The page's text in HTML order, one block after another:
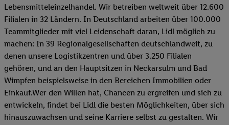
Lebensmitteleinzelhandel. Wir betreiben weltweit über 12.600
Filialen in 32 Ländern. In Deutschland arbeiten über 100.000
Teammitglieder mit viel Leidenschaft daran, Lidl möglich zu
machen: In 39 Regionalgesellschaften deutschlandweit, zu
denen unsere Logistikzentren und über 3.250 Filialen
gehören, und an den Hauptsitzen in Neckarsulm und Bad
Wimpfen beispielsweise in den Bereichen Immobilien oder
Einkauf.Wer den Willen hat, Chancen zu ergreifen und sich zu
entwickeln, findet bei Lidl die besten Möglichkeiten, über sich
hinauszuwachsen und seine Karriere selbst zu gestalten. Wir